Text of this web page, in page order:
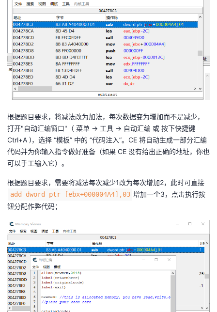
根据题目要求，将减法改为加法，每次数据变为增加而不是减少，
打开"自动汇编窗口"（ 菜单 -> 工具 -> 自动汇编 或 按下快捷键
Ctrl+A )，选择 “模板” 中的 “代码注入”。CE 将自动生成一部分汇编
代码并为你输入指令做好准备（如果 CE 没有给出正确的地址，你也
可以手工输入它）。
根据题目要求，需要将减法每次减少1改为每次增加2，此时可直接
add dword ptr [ebx+000004A4],03 增加一个3，点击执行按
钮分配作弊代码；